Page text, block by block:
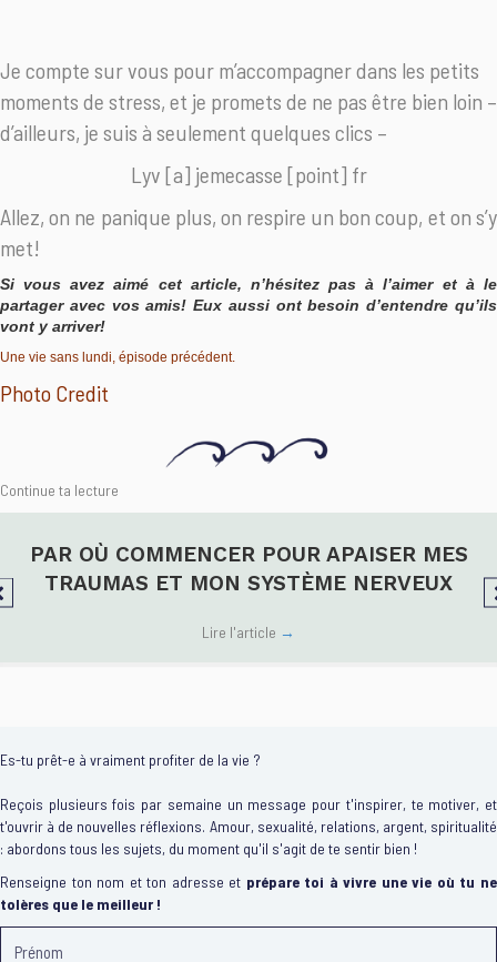
Je compte sur vous pour m’accompagner dans les petits
moments de stress, et je promets de ne pas être bien loin –
d’ailleurs, je suis à seulement quelques clics –
Lyv [a] jemecasse [point] fr
Allez, on ne panique plus, on respire un bon coup, et on s’y
met!
Si vous avez aimé cet article, n’hésitez pas à l’aimer et à le
partager avec vos amis! Eux aussi ont besoin d’entendre qu’ils
vont y arriver!
Une vie sans lundi, épisode précédent.
Photo Credit
Continue ta lecture
PAR OÙ COMMENCER POUR APAISER MES
TRAUMAS ET MON SYSTÈME NERVEUX
Lire l'article →
Es-tu prêt-e à vraiment profiter de la vie ?
Reçois plusieurs fois par semaine un message pour t'inspirer, te motiver, et
t'ouvrir à de nouvelles réflexions. Amour, sexualité, relations, argent, spiritualité
: abordons tous les sujets, du moment qu'il s'agit de te sentir bien !
Renseigne ton nom et ton adresse et prépare toi à vivre une vie où tu ne
tolères que le meilleur !